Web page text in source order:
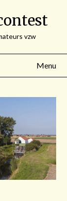
vzw
Menu